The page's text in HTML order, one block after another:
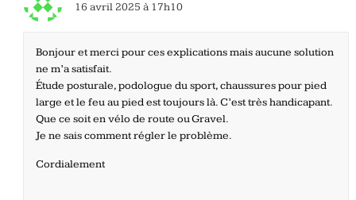
16 avril 2025 à 17h10
Bonjour et merci pour ces explications mais aucune solution
ne m’a satisfait.
Étude posturale, podologue du sport, chaussures pour pied
large et le feu au pied est toujours là. C’est très handicapant.
Que ce soit en vélo de route ou Gravel.
Je ne sais comment régler le problème.
Cordialement